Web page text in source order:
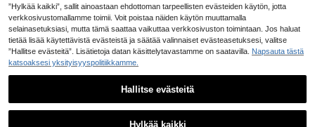
”Hylkää kaikki”, sallit ainoastaan ehdottoman tarpeellisten evästeiden käytön, jotta
verkkosivustomallamme toimii. Voit poistaa näiden käytön muuttamalla
selainasetuksiasi, mutta tämä saattaa vaikuttaa verkkosivuston toimintaan. Jos haluat
tietää lisää käytettävistä evästeistä ja säätää valinnaiset evästeasetuksesi, valitse
”Hallitse evästeitä”. Lisätietoja datan käsittelytavastamme on saatavilla. Napsauta tästä
katsoaksesi yksityisyyspolitiikkamme.
Hallitse evästeitä
Hylkää kaikki